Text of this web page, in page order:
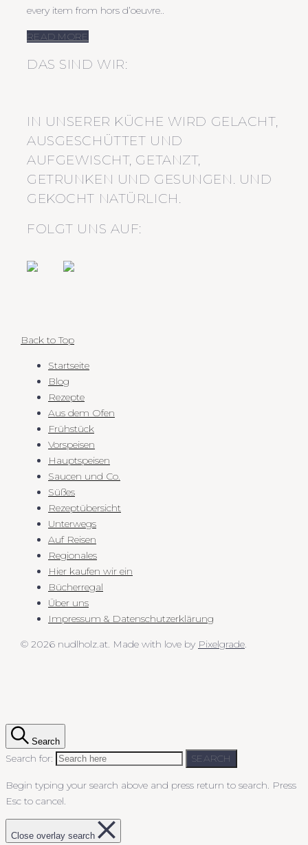
every item from hors d’oeuvre..
READ MORE
DAS SIND WIR:
IN UNSERER KÜCHE WIRD GELACHT,
AUSGESCHÜTTET UND
AUFGEWISCHT, GETANZT,
GETRUNKEN UND GESUNGEN. UND
GEKOCHT NATÜRLICH.
FOLGT UNS AUF:
Back to Top
Startseite
Blog
Rezepte
Aus dem Ofen
Frühstück
Vorspeisen
Hauptspeisen
Saucen und Co.
Süßes
Rezeptübersicht
Unterwegs
Auf Reisen
Regionales
Hier kaufen wir ein
Bücherregal
Über uns
Impressum & Datenschutzerklärung
© 2026 nudlholz.at. Made with love by Pixelgrade
Search
Search for: SEARCH
Begin typing your search above and press return to search. Press
Esc to cancel.
Close overlay search